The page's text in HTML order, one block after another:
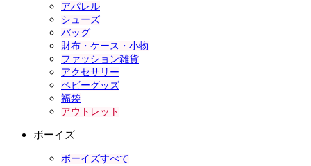
アパレル
シューズ
バッグ
財布・ケース・小物
ファッション雑貨
アクセサリー
ベビーグッズ
福袋
アウトレット
ボーイズ
ボーイズすべて